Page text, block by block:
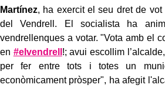
Martínez, ha exercit el seu dret de
del Vendrell. El socialista ha
vendrellenques a votar. "Vota amb el
en #elvendrell !; avui escollim
per fer entre tots i totes un
econòmicament pròsper", ha afegit